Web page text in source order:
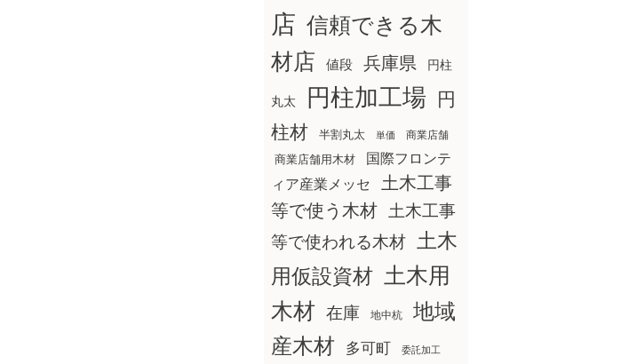
店 信頼できる木
材店
値段 兵庫県 円柱
丸太 円柱加工場
円
柱材
半割丸太 単価 商業店舗
商業店舗用木材
国際フロンテ
ィア産業メッセ
土木工事
等で使う木材
土木工事
等で使われる木材
土木
用仮設資材 土木用
木材 在庫 地中杭
地域
産木材
多可町 委託加工